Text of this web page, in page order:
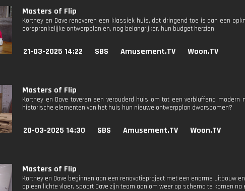
Masters of Flip
Kortney en Dave renoveren een klassiek huis, dat dringend toe is aan een
oorspronkelijke ontwerpplan en, nog belangrijker, hun budget herzien.
21-03-2025 14:22 SBS Amusement.TV Woon.TV
Masters of Flip
Kortney en Dave toveren een verouderd huis om tot een verbluffend
historische elementen van het huis hun nieuwe ontwerpplan dwarsbomen?
20-03-2025 14:30 SBS Amusement.TV Woon.TV
Masters of Flip
Kortney en Dave beginnen aan een renovatieproject met een enorme uitbouw
op een lichte vloer, spoort Dave zijn team aan om weer op schema te komen